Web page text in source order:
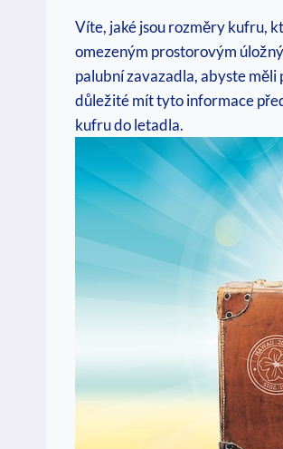
Víte, jaké jsou rozměry kufru,
omezeným prostorovým
palubní zavazadla, abyste
důležité mít tyto informace
kufru do letadla.